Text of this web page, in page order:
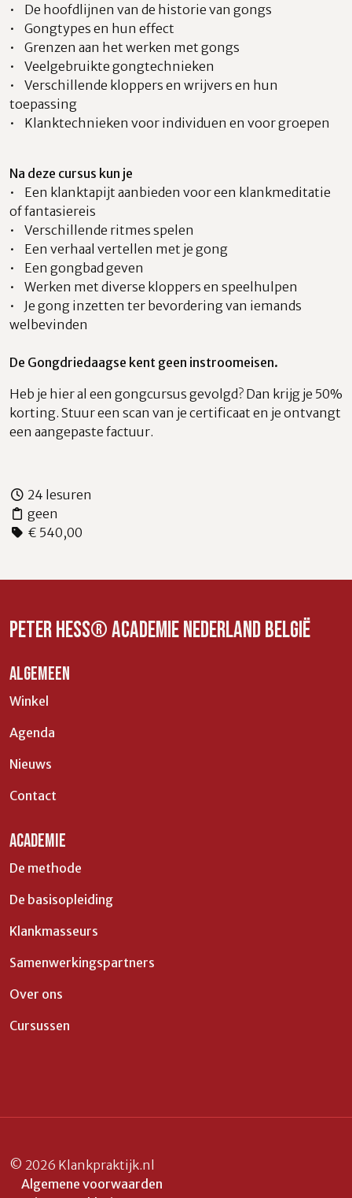
• De hoofdlijnen van de historie van gongs
• Gongtypes en hun effect
• Grenzen aan het werken met gongs
• Veelgebruikte gongtechnieken
• Verschillende kloppers en wrijvers en hun
toepassing
• Klanktechnieken voor individuen en voor groepen
Na deze cursus kun je
• Een klanktapijt aanbieden voor een klankmeditatie
of fantasiereis
• Verschillende ritmes spelen
• Een verhaal vertellen met je gong
• Een gongbad geven
• Werken met diverse kloppers en speelhulpen
• Je gong inzetten ter bevordering van iemands
welbevinden
De Gongdriedaagse kent geen instroomeisen.
Heb je hier al een gongcursus gevolgd? Dan krijg je 50%
korting. Stuur een scan van je certificaat en je ontvangt
een aangepaste factuur.
24 lesuren
geen
€ 540,00
Peter Hess® Academie Nederland België
ALGEMEEN
Winkel
Agenda
Nieuws
Contact
ACADEMIE
De methode
De basisopleiding
Klankmasseurs
Samenwerkingspartners
Over ons
Cursussen
© 2026 Klankpraktijk.nl
Algemene voorwaarden